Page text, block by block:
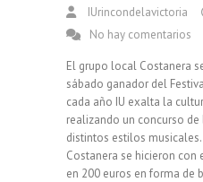
IUrincondelavictoria
No hay comentarios
El grupo local Costanera
sábado ganador del
cada año IU exalta la
realizando un concurso
distintos estilos
Costanera se hicieron
en 200 euros en forma de